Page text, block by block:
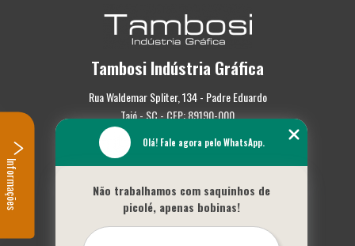
Tambosi Indústria Gráfica
Rua Waldemar Spliter, 134 - Padre Eduardo
Taió - SC - CEP: 89190-000
(47) 3562-0587
Empresa
Missão
Serviços
Olá! Fale agora pelo WhatsApp.
Não trabalhamos com saquinhos de
picolé, apenas bobinas!
Informações